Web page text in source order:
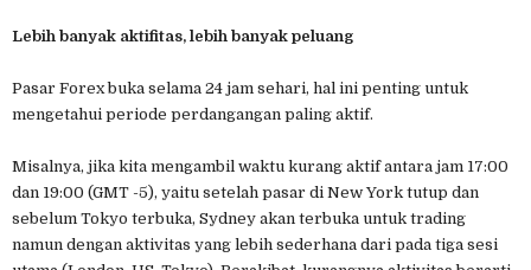
Lebih banyak aktifitas, lebih banyak peluang
Pasar Forex buka selama 24 jam sehari, hal ini penting untuk
mengetahui periode perdangangan paling aktif.
Misalnya, jika kita mengambil waktu kurang aktif antara jam 17:00
dan 19:00 (GMT -5), yaitu setelah pasar di New York tutup dan
sebelum Tokyo terbuka, Sydney akan terbuka untuk trading
namun dengan aktivitas yang lebih sederhana dari pada tiga sesi